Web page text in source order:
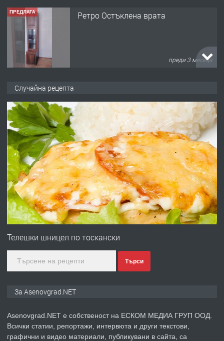
ПРЕДЛАГА Ретро Остъклена врата
преди 3 месеца
преди 10 месеца
ПРЕДЛАГА
Професионална броячна машина -
със сертификат от ЕЦБ
преди 1 година
ПРЕДЛАГА
Професионална зеленчукорезачка
преди 2 години
Случайна рецепта
Телешки шницел по тоскански
Търси
За Asenovgrad.NET
Asenovgrad.NET е собственост на ЕСКОМ МЕДИА ГРУП ООД.
Всички статии, репортажи, интервюта и други текстови,
графични и видео материали, публикувани в сайта, са